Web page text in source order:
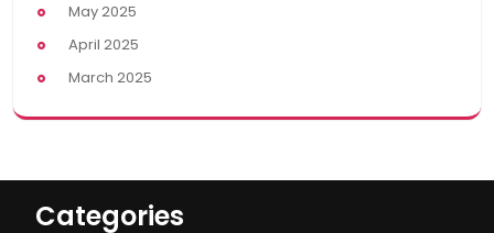
May 2025
April 2025
March 2025
Categories